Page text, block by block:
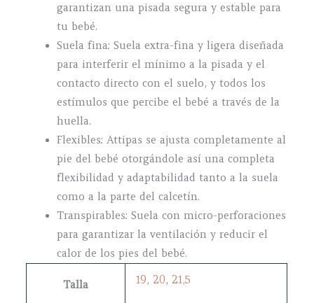
garantizan una pisada segura y estable para
tu bebé.
Suela fina: Suela extra-fina y ligera diseñada
para interferir el mínimo a la pisada y el
contacto directo con el suelo, y todos los
estímulos que percibe el bebé a través de la
huella.
Flexibles: Attipas se ajusta completamente al
pie del bebé otorgándole así una completa
flexibilidad y adaptabilidad tanto a la suela
como a la parte del calcetín.
Transpirables: Suela con micro-perforaciones
para garantizar la ventilación y reducir el
calor de los pies del bebé.
Talla 19, 20, 21,5